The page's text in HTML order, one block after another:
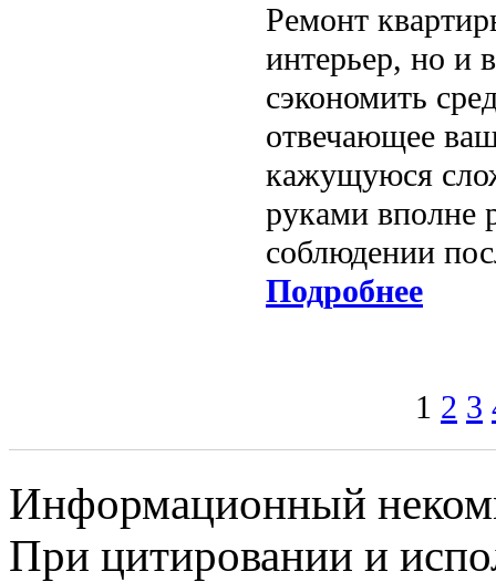
Ремонт
интерьер, но и
сэкономить
отвечающее
кажущуюся
руками вполне
соблюдении
Подробнее
1 2 3
Информационный
При цитировании и